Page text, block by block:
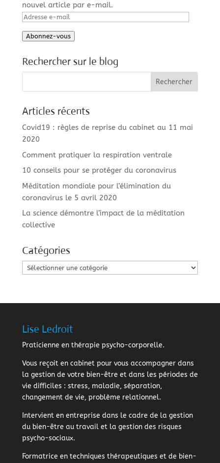
nouvel article par e-mail.
Adresse
mail
Abonnez-vous
Rechercher sur le blog
Articles récents
Covid19 : règles de reprise du cabinet au 11 mai
2020
Comment pratiquer la respiration ventrale
10 conseils pour se protéger du coronavirus
Méditation mondiale pour l’élimination du
coronavirus le 5 avril 2020
La science démontre l’impact de la méditation
collective
Catégories
Catégories
Lise Ledroit
Praticienne en thérapie psycho-corporelle.
Vous reçoit en cabinet pour vous accompagner dans
la gestion de votre bien-être et dans les périodes de
vie difficiles : stress, maladie, séparation,
changement de vie, problème relationnel.
Intervient en entreprise dans le cadre de la gestion
du bien-être au travail et la gestion des risques
psycho-sociaux.
Formatrice en techniques thérapeutiques et de bien-